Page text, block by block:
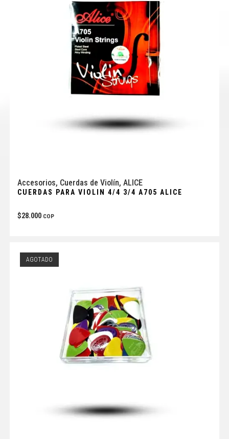
Accesorios, Cuerdas de Violín, ALICE
CUERDAS PARA VIOLIN 4/4 3/4 A705 ALICE
$28.000 COP
AGOTADO